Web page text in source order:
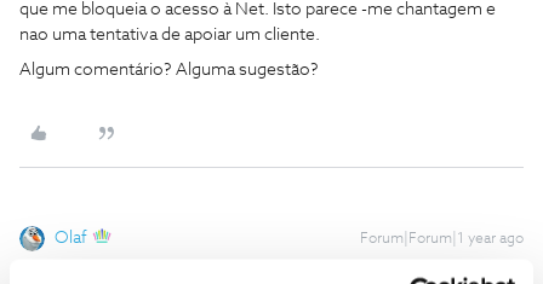
que me bloqueia o acesso à Net. Isto parece -me chantagem e
nao uma tentativa de apoiar um cliente.
Algum comentário? Alguma sugestão?
Olaf Forum|Forum|1 year ago